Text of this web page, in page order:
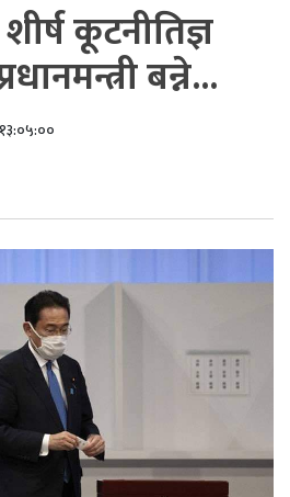
कूटनीतिज्ञ
बन्ने...